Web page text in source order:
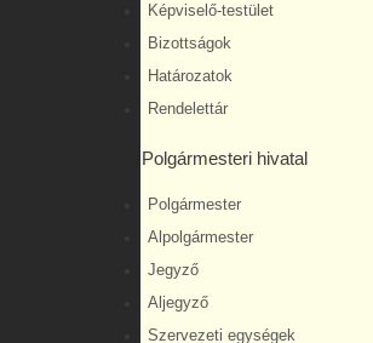
Képviselő-testület
Bizottságok
Határozatok
Rendelettár
Polgármesteri hivatal
Polgármester
Alpolgármester
Jegyző
Aljegyző
Szervezeti egységek